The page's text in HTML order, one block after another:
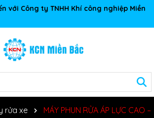
với Công ty TNHH Khí công nghiệp Miền
rửa xe
MÁY PHUN RỬA ÁP LỰC CAO –